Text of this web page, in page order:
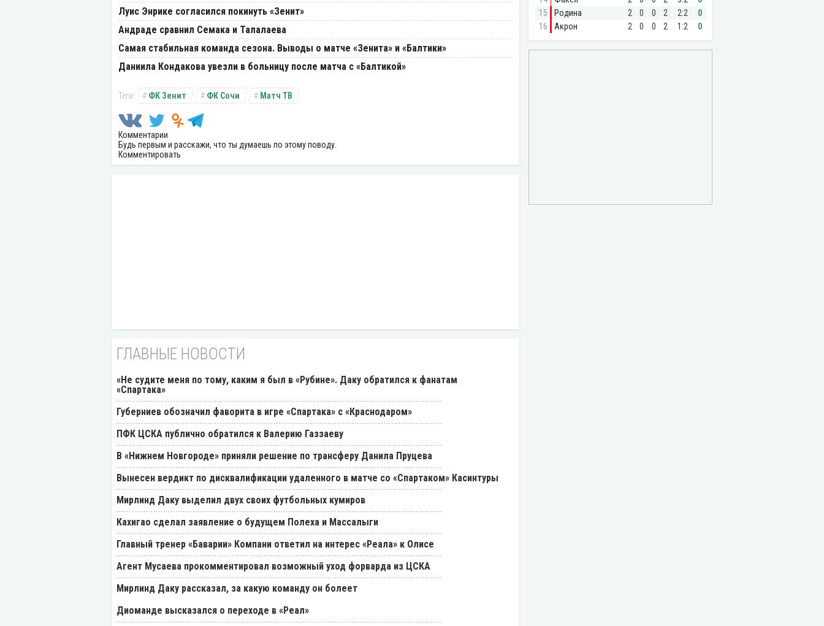
Луис Энрике согласился покинуть «Зенит»
Андраде сравнил Семака и Талалаева
Самая стабильная команда сезона. Выводы о матче «Зенита» и «Балтики»
Даниила Кондакова увезли в больницу после матча с «Балтикой»
ФК Зенит ФК Сочи Матч ТВ
Комментарии
Будь первым и расскажи, что ты думаешь по этому поводу.
Комментировать
ГЛАВНЫЕ НОВОСТИ
«Не судите меня по тому, каким я был в «Рубине». Даку обратился к фанатам
«Спартака»
Губерниев обозначил фаворита в игре «Спартака» с «Краснодаром»
ПФК ЦСКА публично обратился к Валерию Газзаеву
В «Нижнем Новгороде» приняли решение по трансферу Данила Пруцева
Вынесен вердикт по дисквалификации удаленного в матче со «Спартаком» Касинтуры
Мирлинд Даку выделил двух своих футбольных кумиров
Кахигао сделал заявление о будущем Полеха и Массалыги
Главный тренер «Баварии» Компани ответил на интерес «Реала» к Олисе
Агент Мусаева прокомментировал возможный уход форварда из ЦСКА
Мирлинд Даку рассказал, за какую команду он болеет
Диоманде высказался о переходе в «Реал»